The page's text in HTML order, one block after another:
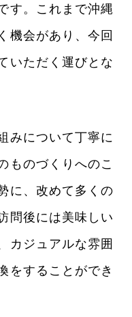
す。これまで沖縄
機会があり、今回
いただく運びとな
みについて丁寧に
ものづくりへのこ
に、改めて多くの
問後には美味しい
カジュアルな雰囲
をすることができ